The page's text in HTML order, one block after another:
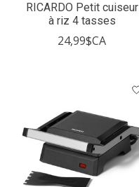
RICARDO Petit cuiseur
à riz 4 tasses
24,99$CA